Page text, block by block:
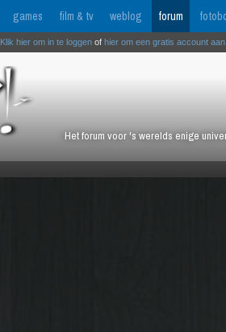
games film & tv weblog forum
Het forum voor 's werelds enige
Klik hier om in te loggen of hier om een gratis account